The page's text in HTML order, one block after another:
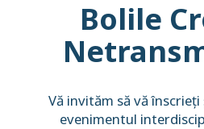
Bolile
Vă invităm să vă
evenimentul